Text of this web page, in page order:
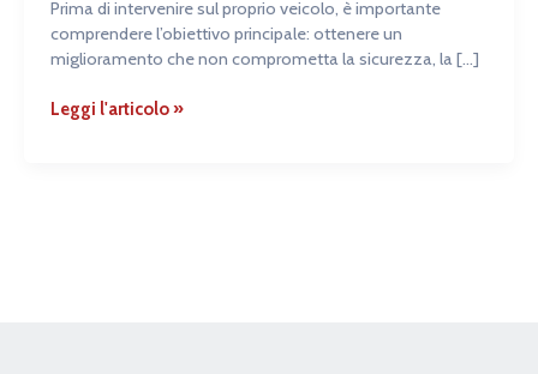
Prima di intervenire sul proprio veicolo, è importante
comprendere l’obiettivo principale: ottenere un
miglioramento che non comprometta la sicurezza, la […]
Leggi l'articolo »